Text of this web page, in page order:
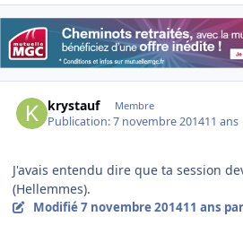
krystauf Membre
Publication:7 novembre 201411 ans
J'avais entendu dire que ta session
(Hellemmes).
Modifié7 novembre 201411 ans